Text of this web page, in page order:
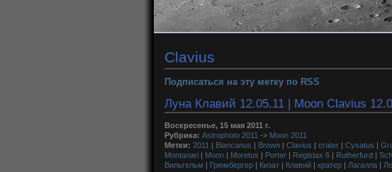
Clavius
Подписаться на эту метку по RSS
Луна Клавий 12.05.11 | Moon Clavius
Воскресенье, 15 мая 2011 г.
Рубрика: Astrophoto 2011 -> Moon 2011
Метки: 2011 | Blancanus | Brown | Clavius | crater | Cysatus |
Montanari | Moon | Moretus | Porter | Registax 6 | Rutherfurd |
Вильгельм | Грюмбергер | Кизат | Клавий | кратер | Лагалла |